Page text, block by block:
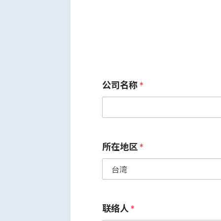
公司名称*
所在地区*
联络人*